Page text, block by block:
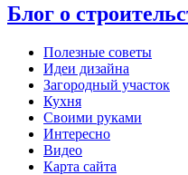
Блог о
Полезные советы
Идеи дизайна
Загородный участок
Кухня
Своими руками
Интересно
Видео
Карта сайта